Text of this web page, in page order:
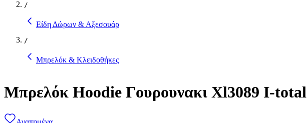
/
Είδη Δώρων & Αξεσουάρ
/
Μπρελόκ & Κλειδοθήκες
Μπρελόκ Hoodie Γουρουνακι Xl3089 I-total